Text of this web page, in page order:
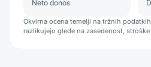
Neto donos
Okvirna ocena temelji na tržnih
razlikujejo glede na zasedenost,